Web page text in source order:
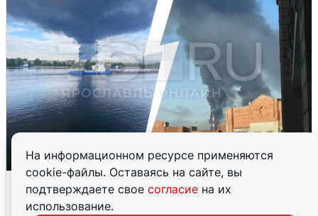
На информационном ресурсе применяются
cookie-файлы. Оставаясь на сайте, вы
подтверждаете свое согласие на их
использование.
Ночная атака БПЛА на Ярославль:
попадания и последствия